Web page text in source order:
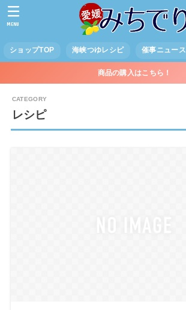
ショップTOP 海峡つゆレシピ 催事ニュース
MENU
商品の購入はこちら！
レシピ